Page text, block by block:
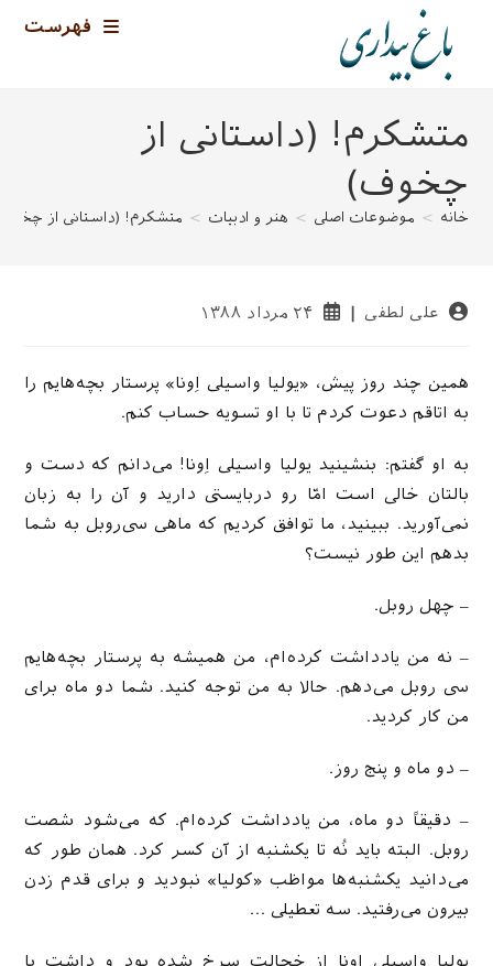
فهرست
متشکرم! (داستانی از
چخوف)
خانه > موضوعات اصلی > هنر و ادبیات > متشکرم! (داستانی از
نویسندهٔعلی لطفی
نوشته
است:
۲۴ مرداد ۱۳۸۸
همین چند روز پیش، «یولیا واسیلی ‌‌‌‌اِونا» پرستار بچه‌‌‌هایم را
به اتاقم دعوت كردم تا با او تسویه حساب كنم.
به او گفتم: بنشینید یولیا واسیلی ‌‌‌‌‌اِونا! می‌‌‌‌دانم كه دست و
بالتان خالی است امّا رو دربایستی دارید و آن را به زبان
نمی‌‌‌آورید. ببینید، ما توافق كردیم كه ماهی سی‌‌‌روبل به شما
بدهم این طور نیست؟
– چهل روبل.
– نه من یادداشت كرده‌‌‌‌ام، من همیشه به پرستار بچه‌‌هایم
سی روبل می‌‌‌دهم. حالا به من توجه كنید. شما دو ماه برای
من كار كردید.
– دو ماه و پنج روز.
– دقیقاً دو ماه، من یادداشت كرده‌‌‌ام. كه می‌‌شود شصت
روبل. البته باید نُه تا یكشنبه از آن كسر كرد. همان طور كه
می‌‌‌‌‌دانید یكشنبه‌‌‌ها مواظب «كولیا» نبودید و برای قدم زدن
بیرون می‌‌رفتید. سه تعطیلی …
یولیا واسیلی ‌‌‌‌اونا از خجالت سرخ شده بود و داشت با